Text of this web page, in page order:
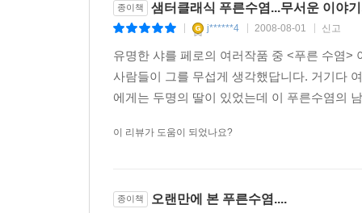
종이책 샘터클래식 푸른수염...무서운 이야
j******4 2008-08-01 신고
유명한 샤를 페로의 여러작품 중 <푸른 수염>
사람들이 그를 무섭게 생각했답니다. 거기다
에게는 두명의 딸이 있었는데 이 푸른수염의
이 리뷰가 도움이 되었나요?
종이책 오랜만에 본 푸른수염....